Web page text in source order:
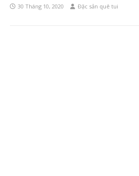
30 Tháng 10, 2020 Đặc sản quê tui